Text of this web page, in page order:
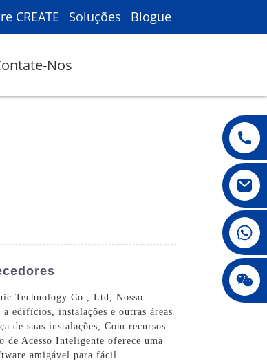
CREATE Soluções Blogue
Nos
Technology Co., Ltd, Nosso
edifícios, instalações e outras áreas
de suas instalações, Com recursos
de Acesso Inteligente oferece uma
amigável para fácil